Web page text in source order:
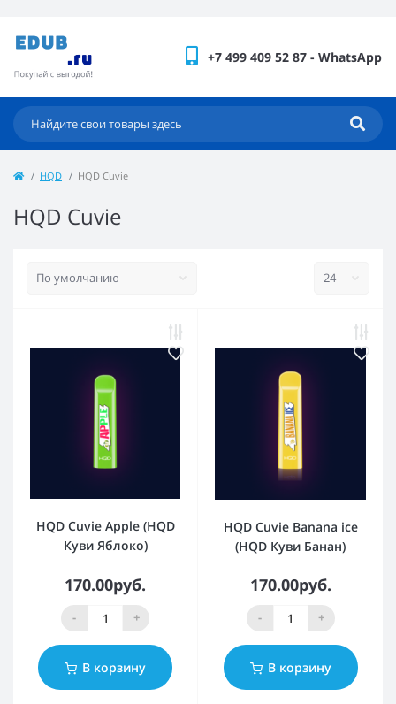
+7 499 409 52 87 - WhatsApp
HQD HQD Cuvie
HQD Cuvie
HQD Cuvie Apple (HQD
Куви Яблоко)
170.00руб.
- +
В корзину
HQD Cuvie Banana ice
(HQD Куви Банан)
170.00руб.
- +
В корзину